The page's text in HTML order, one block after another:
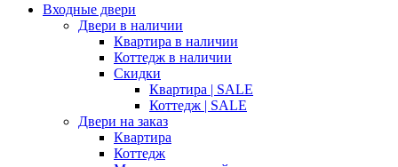
Входные двери
Двери в наличии
Квартира в наличии
Коттедж в наличии
Скидки
Квартира | SALE
Коттедж | SALE
Двери на заказ
Квартира
Коттедж